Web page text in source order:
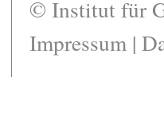
© Institut für
Impressum |